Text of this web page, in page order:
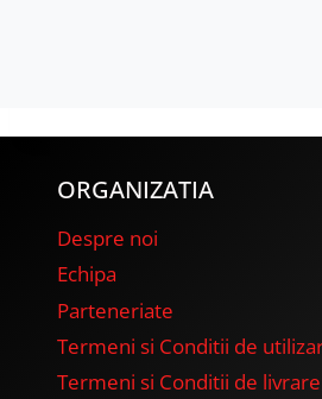
ORGANIZATIA
Despre noi
Echipa
Parteneriate
Termeni si Conditii de
Termeni si Conditii de